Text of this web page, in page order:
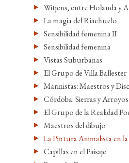
Witjens, entre Holanda y
La magia del Riachuelo
Sensibilidad femenina II
Sensibilidad femenina
Vistas Suburbanas
El Grupo de Villa Ballester
Marinistas: Maestros y
Córdoba: Sierras y Arroyos
El Grupo de la Realidad
Maestros del dibujo
La Pintura Animalista en
Capillas en el Paisaje